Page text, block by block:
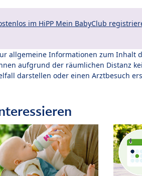
im HiPP Mein BabyClub
allgemeine Informationen zum Inhalt
aufgrund der räumlichen Distanz
darstellen oder einen Arztbesuch